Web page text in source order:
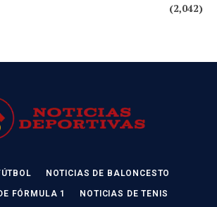
(2,042)
NOTICIAS DE BALONCESTO
FÓRMULA 1 NOTICIAS DE TENIS